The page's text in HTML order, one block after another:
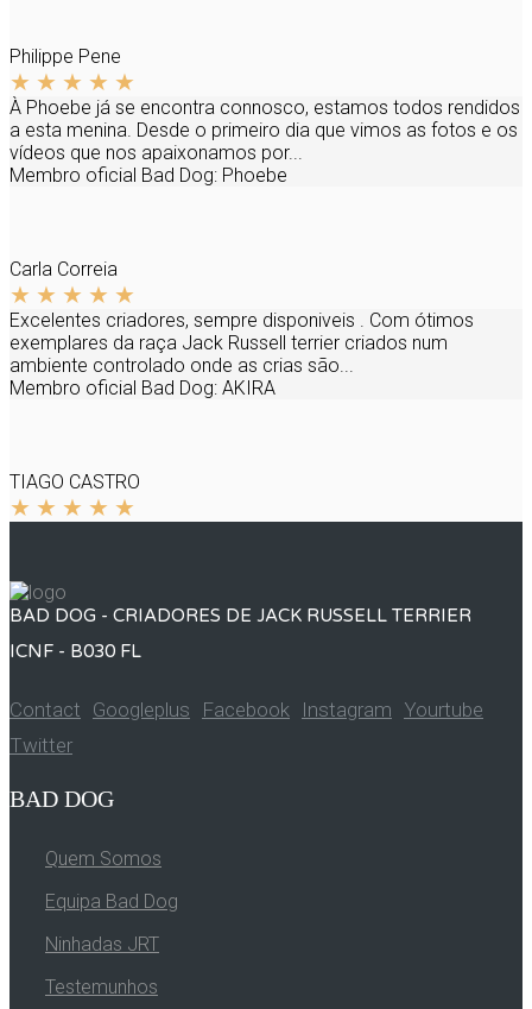
Philippe Pene
À Phoebe já se encontra connosco, estamos todos rendidos
a esta menina. Desde o primeiro dia que vimos as fotos e os
vídeos que nos apaixonamos por...
Membro oficial Bad Dog: Phoebe
Carla Correia
Excelentes criadores, sempre disponiveis . Com ótimos
exemplares da raça Jack Russell terrier criados num
ambiente controlado onde as crias são...
Membro oficial Bad Dog: AKIRA
TIAGO CASTRO
BAD DOG - CRIADORES DE JACK RUSSELL TERRIER
ICNF - B030 FL
Contact Googleplus Facebook Instagram Yourtube
Twitter
BAD DOG
Quem Somos
Equipa Bad Dog
Ninhadas JRT
Testemunhos